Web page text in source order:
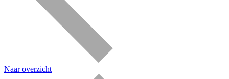
Naar overzicht